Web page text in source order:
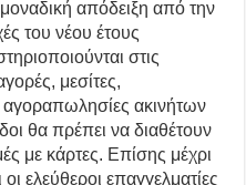
απόδειξη από την
του νέου έτους
στις
μεσίτες,
αγοραπωλησίες ακινήτων
θα πρέπει να διαθέτουν
με κάρτες. Επίσης μέχρι
ελεύθεροι επαγγελματίες